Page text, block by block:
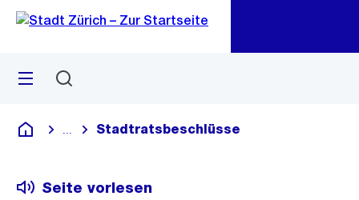
Navigation
Sprunglink
Menü
Deutsch
Blende alle Breadcrumbs ein
Stadtratsbeschlüsse
Seite vorlesen